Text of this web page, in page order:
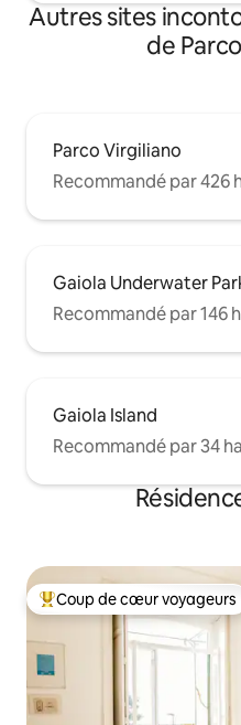
Autres sites
de
Parco Virgiliano
Recommandé par 426
Gaiola Underwater
Recommandé par 146
Gaiola Island
Recommandé par 34
Coups de cœur voyageurs
Coup de cœur voyageurs